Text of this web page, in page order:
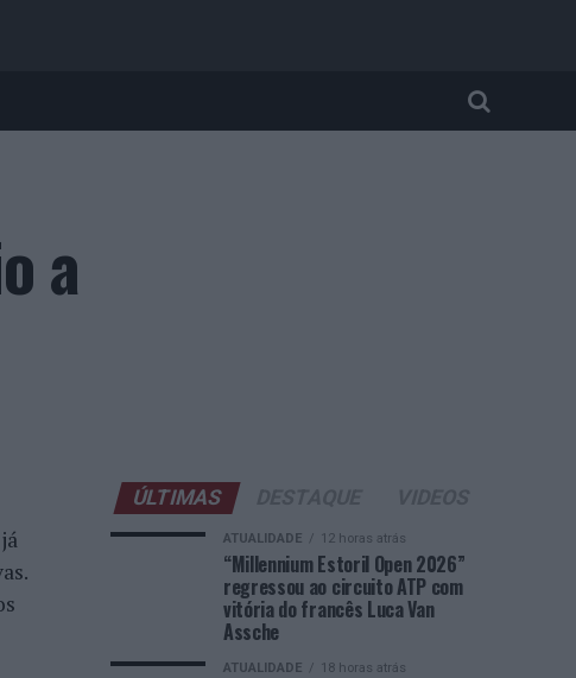
a
ÚLTIMAS
ATUALIDADE 12 horas atrás
“Millennium Estoril Open 2026”
regressou ao circuito ATP com
vitória do francês Luca Van
Assche
ATUALIDADE 18 horas atrás